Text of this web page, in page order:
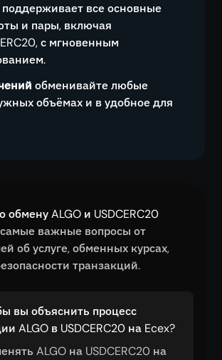
все основные
и пары, включая
с мгновенным
обменивайте любые
объёмах и в удобное для
обмену ALGO и USDCERC20
важные вопросы от
об услуге, обменных курсах,
транзакций.
вы объяснить процесс
ALGO в USDCERC20 на Ecex?
ALGO на USDCERC20 на